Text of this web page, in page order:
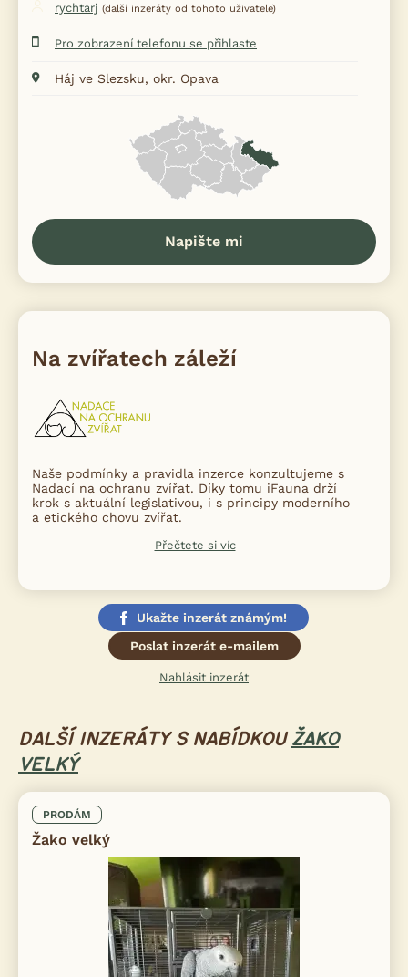
rychtarj (další inzeráty od tohoto uživatele)
Pro zobrazení telefonu se přihlaste
Háj ve Slezsku, okr. Opava
Napište mi
Na zvířatech záleží
Naše podmínky a pravidla inzerce konzultujeme s
Nadací na ochranu zvířat. Díky tomu iFauna drží
krok s aktuální legislativou, i s principy moderního
a etického chovu zvířat.
Přečtete si víc
Ukažte inzerát známým!
Poslat inzerát e-mailem
Nahlásit inzerát
DALŠÍ INZERÁTY S NABÍDKOU ŽAKO
VELKÝ
PRODÁM
Žako velký